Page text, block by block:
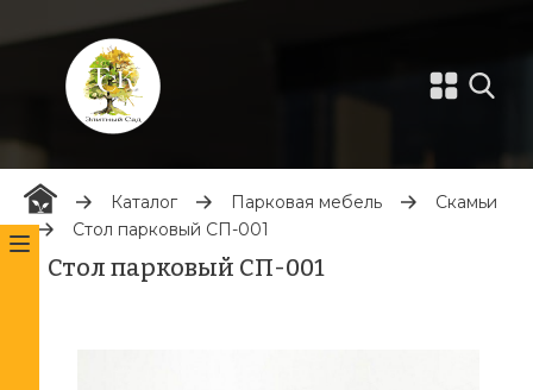
Каталог Парковая мебель
Скамьи
Стол парковый СП-001
Стол парковый СП-001